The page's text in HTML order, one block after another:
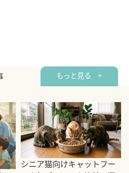
もっと見る +
シニア猫向けキャットフー